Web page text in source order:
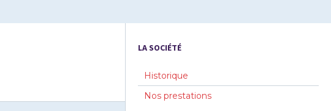
LA SOCIÉTÉ
Historique
Nos prestations